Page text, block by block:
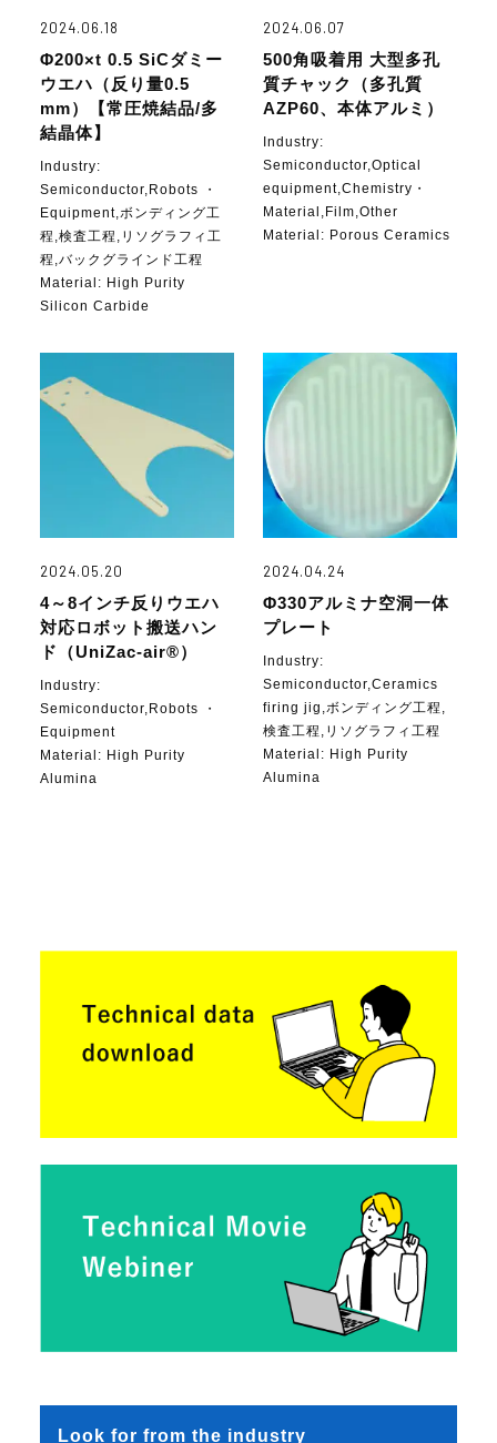
2024.06.18
Φ200×t 0.5 SiCダミー
ウエハ（反り量0.5
mm）【常圧焼結品/多
結晶体】
Industry:
Semiconductor,Robots ・
Equipment,ボンディング工
程,検査工程,リソグラフィ工
程,バックグラインド工程
Material: High Purity
Silicon Carbide
2024.06.07
500角吸着用 大型多孔
質チャック（多孔質
AZP60、本体アルミ）
Industry:
Semiconductor,Optical
equipment,Chemistry・
Material,Film,Other
Material: Porous Ceramics
2024.05.20
4～8インチ反りウエハ
対応ロボット搬送ハン
ド（UniZac-air®）
Industry:
Semiconductor,Robots ・
Equipment
Material: High Purity
Alumina
2024.04.24
Φ330アルミナ空洞一体
プレート
Industry:
Semiconductor,Ceramics
firing jig,ボンディング工程,
検査工程,リソグラフィ工程
Material: High Purity
Alumina
Look for from the industry